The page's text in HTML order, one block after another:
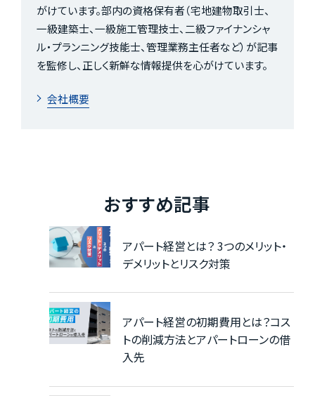
がけています。部内の資格保有者（宅地建物取引士、
一級建築士、一級施工管理技士、二級ファイナンシャ
ル・プランニング技能士、管理業務主任者など）が記事
を監修し、正しく新鮮な情報提供を心がけています。
会社概要
おすすめ記事
アパート経営とは？ 3つのメリット・
デメリットとリスク対策
アパート経営の初期費用とは？コス
トの削減方法とアパートローンの借
入先